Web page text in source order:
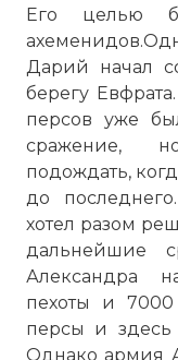
Его целью
Дарий начал
берегу
персов уже
сражение,
подождать,
до
хотел разом
дальнейшие
Александра
пехоты и 7000
персы и здесь
Однако армия